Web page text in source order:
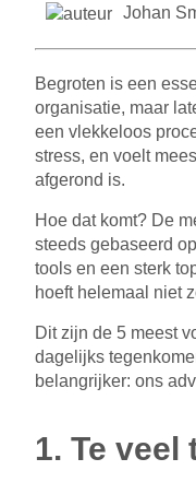
Johan
Begroten is een
organisatie, maar
een vlekkeloos
stress, en voelt
afgerond is.
Hoe dat komt? De
steeds gebaseerd
tools en een sterk
hoeft helemaal niet
Dit zijn de 5 meest
dagelijks
belangrijker: ons
1. Te veel